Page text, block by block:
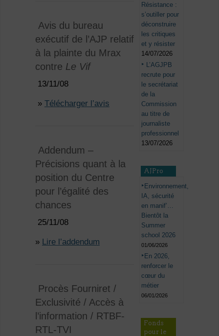
Avis du bureau
exécutif de l’AJP relatif
à la plainte du Mrax
contre Le Vif
13/11/08
» Télécharger l’avis
Addendum –
Précisions quant à la
position du Centre
pour l’égalité des
chances
25/11/08
» Lire l’addendum
Procès Fourniret /
Exclusivité / Accès à
l’information / RTBF-
RTL-TVI
Résistance :
s’outiller pour
déconstruire
les critiques
et y résister
14/07/2026
L’AGJPB
recrute pour
le secrétariat
de la
Commission
au titre de
journaliste
professionnel
13/07/2026
AJPro
Environnement,
IA, sécurité
en manif’…
Bientôt la
Summer
school 2026
01/06/2026
En 2026,
renforcer le
cœur du
métier
06/01/2026
Fonds
pour le